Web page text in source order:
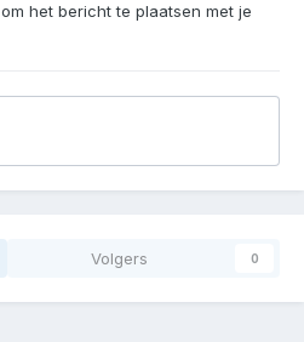
om het bericht te plaatsen met je
Volgers 0